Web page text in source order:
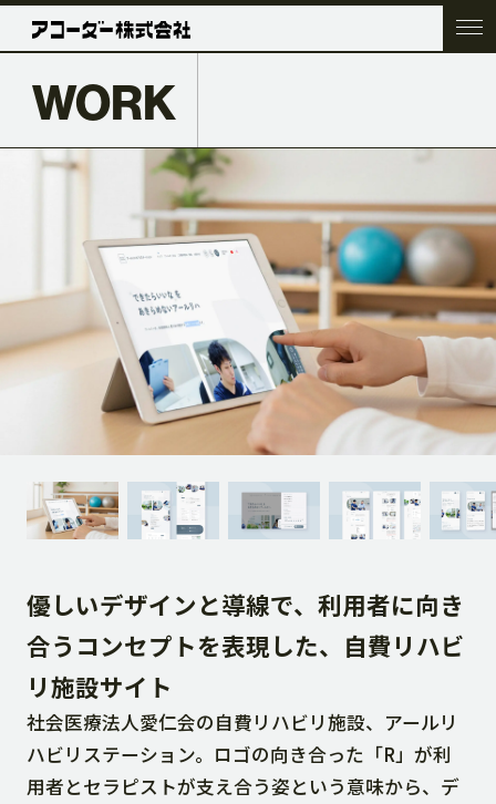
TOP
COMPANY
SERVICE
WORK
ACC BLOG
DOWNLOAD
CONTACT
RECRUIT SITE
WORK
優しいデザインと導線で、利用者に向き
合うコンセプトを表現した、自費リハビ
リ施設サイト
社会医療法人愛仁会の自費リハビリ施設、アールリ
ハビリステーション。ロゴの向き合った「R」が利
用者とセラピストが支え合う姿という意味から、デ